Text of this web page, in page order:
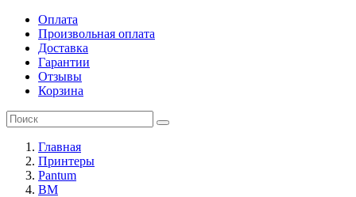
Оплата
Произвольная оплата
Доставка
Гарантии
Отзывы
Корзина
Главная
Принтеры
Pantum
BM